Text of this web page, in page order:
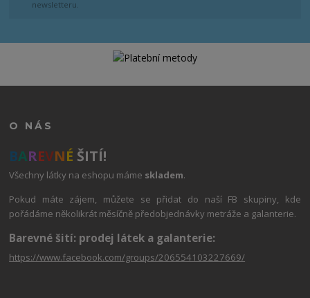
newsletteru.
O NÁS
BAREVNÉ ŠITÍ!
Všechny látky na eshopu máme skladem.
Pokud máte zájem, můžete se přidat do naší FB skupiny, kde
pořádáme několikrát měsíčně předobjednávky metráže a galanterie.
Barevné šití: prodej látek a galanterie:
https://www.facebook.com/groups/206554103227669/